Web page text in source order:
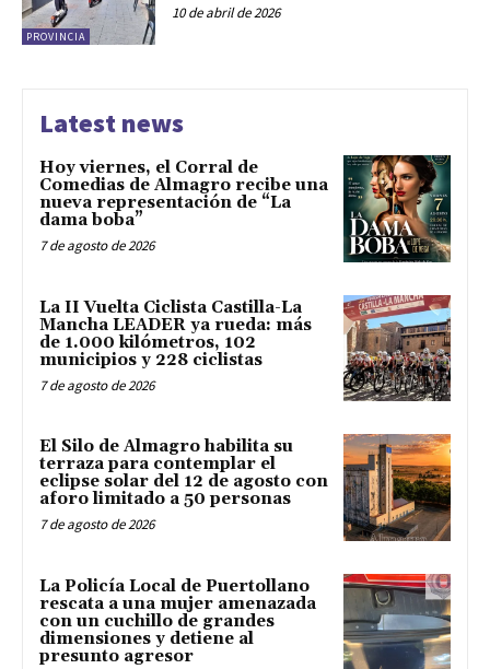
PROVINCIA
10 de abril de 2026
Latest news
Hoy viernes, el Corral de
Comedias de Almagro recibe una
nueva representación de “La
dama boba”
7 de agosto de 2026
La II Vuelta Ciclista Castilla-La
Mancha LEADER ya rueda: más
de 1.000 kilómetros, 102
municipios y 228 ciclistas
7 de agosto de 2026
El Silo de Almagro habilita su
terraza para contemplar el
eclipse solar del 12 de agosto con
aforo limitado a 50 personas
7 de agosto de 2026
La Policía Local de Puertollano
rescata a una mujer amenazada
con un cuchillo de grandes
dimensiones y detiene al
presunto agresor